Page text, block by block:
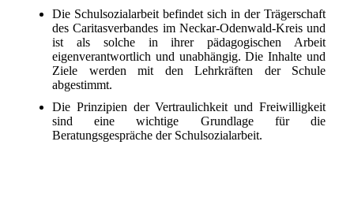
Die Schulsozialarbeit befindet sich in der Trägerschaft
des Caritasverbandes im Neckar-Odenwald-Kreis und
ist als solche in ihrer pädagogischen Arbeit
eigenverantwortlich und unabhängig. Die Inhalte und
Ziele werden mit den Lehrkräften der Schule
abgestimmt.
Die Prinzipien der Vertraulichkeit und Freiwilligkeit
sind eine wichtige Grundlage für die
Beratungsgespräche der Schulsozialarbeit.